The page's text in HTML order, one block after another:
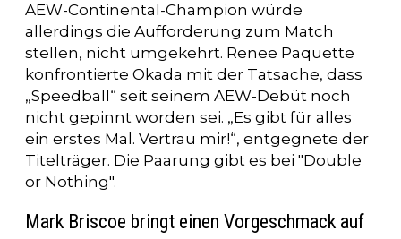
AEW-Continental-Champion würde
allerdings die Aufforderung zum Match
stellen, nicht umgekehrt. Renee Paquette
konfrontierte Okada mit der Tatsache, dass
„Speedball“ seit seinem AEW-Debüt noch
nicht gepinnt worden sei. „Es gibt für alles
ein erstes Mal. Vertrau mir!“, entgegnete der
Titelträger. Die Paarung gibt es bei "Double
or Nothing".
Mark Briscoe bringt einen Vorgeschmack auf